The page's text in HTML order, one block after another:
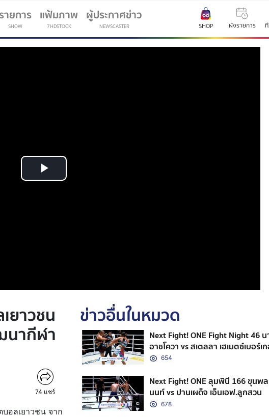
ายการ
SHOW
แฟ้มภาพ
7HDSTOCK
ผู้ประกาศข่าว
NEWSCASTER SHOP ผังรายการ
Play
ยาวชน
นากีฬา
74 แชร์
อลเยาวชน จาก
ข่าวอื่นในหมวด
Next Fight! ONE Fight Night 46
อาชโควา vs สเตลลา เฮเมตซ์เบอร์เ
654
Next Fight! ONE ลุมพินี 166 ขุนพล
นนท์ vs ปานเผด็จ เอ็นเอฟ.ลูกสวน
678